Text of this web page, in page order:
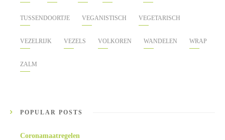
TUSSENDOORTJE VEGANISTISCH VEGETARISCH
VEZELRIJK VEZELS VOLKOREN WANDELEN WRAP
ZALM
POPULAR POSTS
Coronamaatregelen